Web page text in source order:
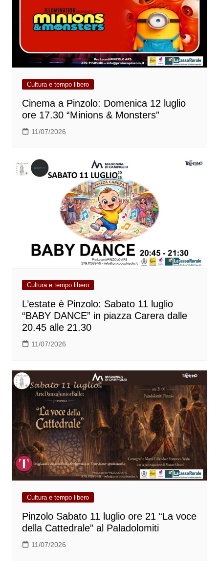
Cultura e tempo libero
Cinema a Pinzolo: Domenica 12 luglio
ore 17.30 “Minions & Monsters”
11/07/2026
Cultura e tempo libero
L’estate è Pinzolo: Sabato 11 luglio
“BABY DANCE” in piazza Carera dalle
20.45 alle 21.30
11/07/2026
Cultura e tempo libero
Pinzolo Sabato 11 luglio ore 21 “La voce
della Cattedrale” al Paladolomiti
11/07/2026